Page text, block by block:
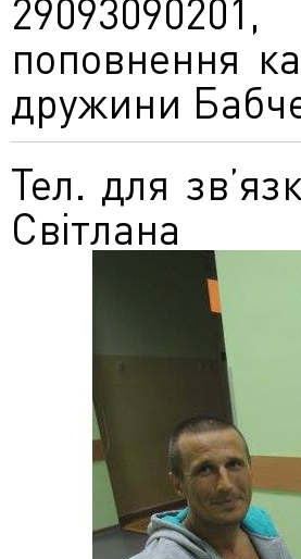
поповнення
дружини
Тел. для
Світлана